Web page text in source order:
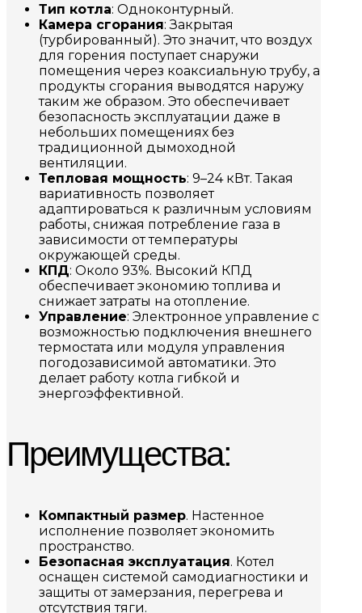
Тип котла: Одноконтурный.
Камера сгорания: Закрытая
(турбированный). Это значит, что воздух
для горения поступает снаружи
помещения через коаксиальную трубу, а
продукты сгорания выводятся наружу
таким же образом. Это обеспечивает
безопасность эксплуатации даже в
небольших помещениях без
традиционной дымоходной
вентиляции.
Тепловая мощность: 9–24 кВт. Такая
вариативность позволяет
адаптироваться к различным условиям
работы, снижая потребление газа в
зависимости от температуры
окружающей среды.
КПД: Около 93%. Высокий КПД
обеспечивает экономию топлива и
снижает затраты на отопление.
Управление: Электронное управление с
возможностью подключения внешнего
термостата или модуля управления
погодозависимой автоматики. Это
делает работу котла гибкой и
энергоэффективной.
Преимущества:
Компактный размер. Настенное
исполнение позволяет экономить
пространство.
Безопасная эксплуатация. Котел
оснащен системой самодиагностики и
защиты от замерзания, перегрева и
отсутствия тяги.